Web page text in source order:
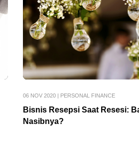
06 NOV 2020 | PERSONAL FINANCE
Bisnis Resepsi Saat Resesi:
Nasibnya?